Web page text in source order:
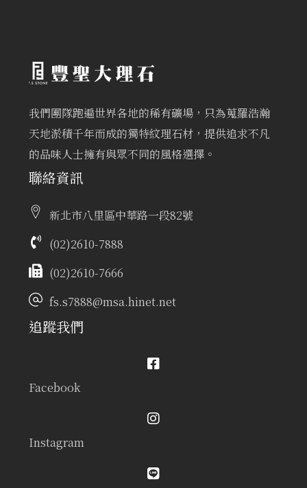
我們團隊跑遍世界各地的稀有礦場，只為蒐羅浩瀚
天地淤積千年而成的獨特紋理石材，提供追求不凡
的品味人士擁有與眾不同的風格選擇。
聯絡資訊
新北市八里區中華路一段82號
(02)2610-7888
(02)2610-7666
fs.s7888@msa.hinet.net
追蹤我們
Facebook
Instagram